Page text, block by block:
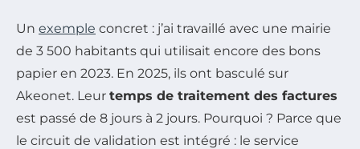
Un exemple concret : j’ai travaillé avec une mairie
de 3 500 habitants qui utilisait encore des bons
papier en 2023. En 2025, ils ont basculé sur
Akeonet. Leur temps de traitement des factures
est passé de 8 jours à 2 jours. Pourquoi ? Parce que
le circuit de validation est intégré : le service